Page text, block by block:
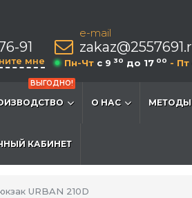
91
мне
e-mail
Пн-Чт c 9 30 до 17 00 - Пт
ВЫГОДНО!
О НАС МЕТОДЫ
КАБИНЕТ
URBAN 210D